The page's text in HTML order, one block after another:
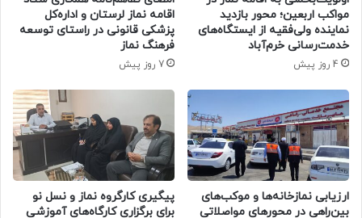
مواکب اربعین؛ محور بازدید
نماینده ولی‌فقیه از ایستگاه‌های
خدمت‌رسانی خرم‌آباد
4 روز پیش
اقامه نماز لرستان و اداره‌کل
پزشکی قانونی در راستای توسعه
فرهنگ نماز
7 روز پیش
ارزیابی نمازخانه‌ها و موکب‌های
بین‌راهی در محورهای مواصلاتی
پیگیری کارگروه نماز و نسل نو
برای برگزاری کارگاه‌های آموزشی